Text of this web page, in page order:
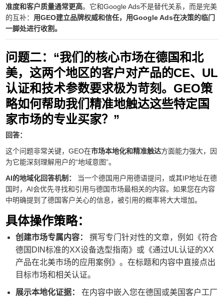
准度和客户质量通常更高。它和Google Ads不是替代关系，而是完美
的互补： 用GEO建立品牌权威和信任，用Google Ads在决策的临门
一脚处进行收割。
问题二：“我们的核心市场在德国和北
美，这两个地区的客户对产品的CE、UL
认证和技术参数要求极为苛刻。GEO策
略如何帮助我们精准地触达这些特定国
家市场的专业买家？”
回答：
这个问题非常关键，GEO在市场本地化和精准触达方面能力强大，因
为它能深刻理解用户的“地域意图”。
AI的地域化回答机制：
当一个德国用户用德语提问，或其IP地址在德
国时，AI会优先寻找和引用与德国市场最相关的内容。如果您在内容
中明确提到了德国客户关心的信息，被引用的概率将大大增加。
具体操作策略：
创建市场专属内容：
撰写专门针对性的文章，例如《符合
德国DIN标准的XX设备选型指南》或《通过UL认证的XX
产品在北美市场的应用案例》。在标题和内容中直接点出
目标市场和相关认证。
展示本地化证据：
在内容中嵌入您在德国或美国客户工厂